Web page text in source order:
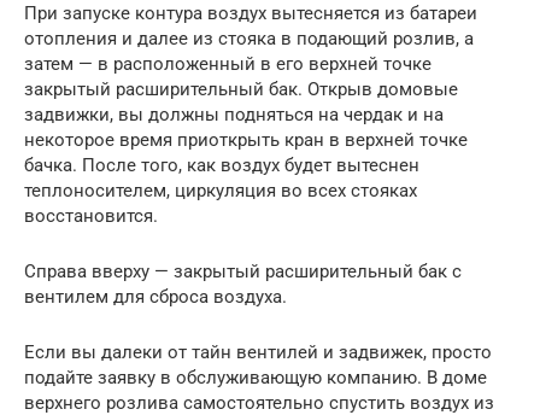
При запуске контура воздух вытесняется из батареи
отопления и далее из стояка в подающий розлив, а
затем — в расположенный в его верхней точке
закрытый расширительный бак. Открыв домовые
задвижки, вы должны подняться на чердак и на
некоторое время приоткрыть кран в верхней точке
бачка. После того, как воздух будет вытеснен
теплоносителем, циркуляция во всех стояках
восстановится.
Справа вверху — закрытый расширительный бак с
вентилем для сброса воздуха.
Если вы далеки от тайн вентилей и задвижек, просто
подайте заявку в обслуживающую компанию. В доме
верхнего розлива самостоятельно спустить воздух из